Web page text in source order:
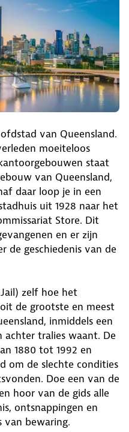
van Queensland.
moeiteloos
staat
van Queensland,
daar loop je in een
uit 1928 naar het
Store. Dit
en er zijn
de geschiedenis van de
zelf hoe het
de grootste en meest
inmiddels een
achter tralies waant. De
1880 tot 1992 en
om de slechte condities
Doe een van de
hoor van de gids alle
ontsnappingen en
van bewaring.